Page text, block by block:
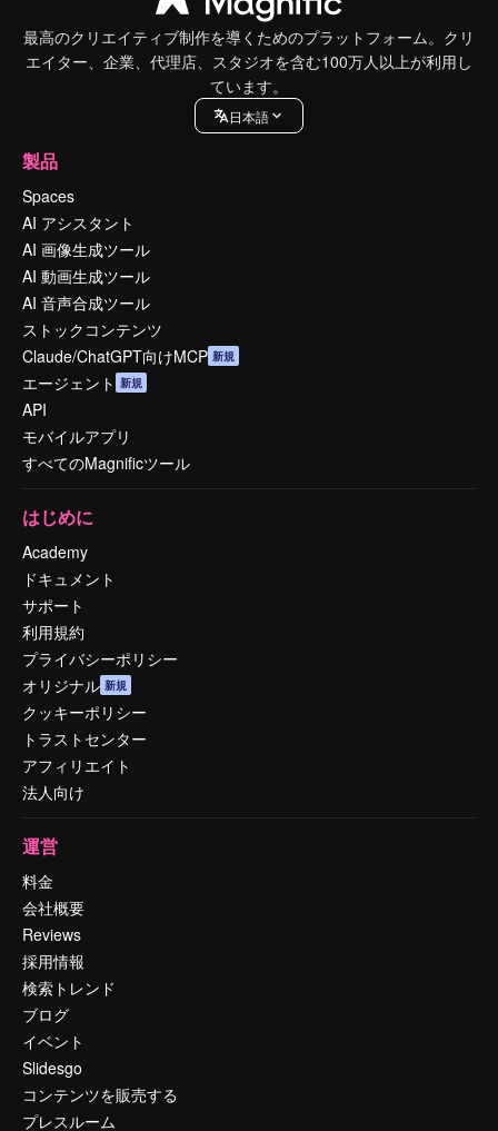
最高のクリエイティブ制作を導くためのプラットフォーム。クリ
エイター、企業、代理店、スタジオを含む100万人以上が利用し
ています。
日本語
製品
Spaces
AI アシスタント
AI 画像生成ツール
AI 動画生成ツール
AI 音声合成ツール
ストックコンテンツ
Claude/ChatGPT向けMCP 新規
エージェント 新規
API
モバイルアプリ
すべてのMagnificツール
はじめに
Academy
ドキュメント
サポート
利用規約
プライバシーポリシー
オリジナル 新規
クッキーポリシー
トラストセンター
アフィリエイト
法人向け
運営
料金
会社概要
Reviews
採用情報
検索トレンド
ブログ
イベント
Slidesgo
コンテンツを販売する
プレスルーム